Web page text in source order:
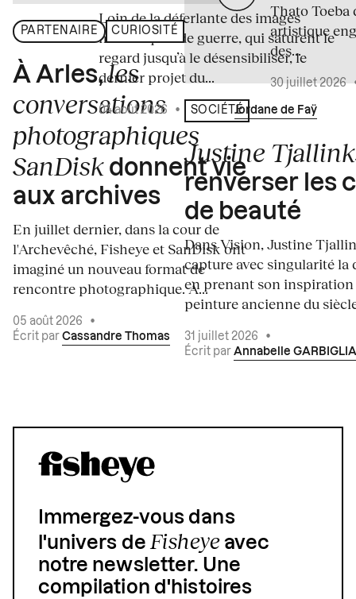
PARTENAIRE CURIOSITÉ
À Arles,les
conversations
photographiques
SanDisk donnent vie
aux archives
En juillet dernier, dans la cour de
l'Archevêché, Fisheye et SanDisk ont
imaginé un nouveau format de
rencontre photographique. À...
05 août 2026
•
Écrit par Cassandre Thomas
Loin de la déferlante des images
médiatiques de guerre, qui saturent le
regard jusqu’à le désensibiliser, le
dernier projet du...
04 août 2026 • Écrit par Jordane de Faÿ
SOCIÉTÉ
Justine
renverser les
de beauté
Dans Vision, Justine
capture avec singularité la
en prenant son inspiration
peinture ancienne du
31 juillet 2026
•
Écrit par Annabelle GARBIGLIA
Thato Toeba
artistique
des...
30 juillet 2026
Immergez-vous dans
l'univers deFisheyeavec
notre newsletter. Une
compilation d'histoires